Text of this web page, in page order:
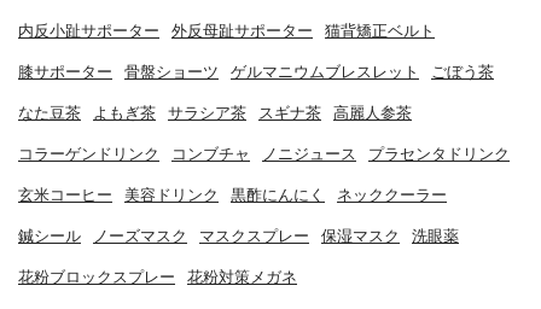
内反小趾サポーター 外反母趾サポーター 猫背矯正ベルト
膝サポーター 骨盤ショーツ ゲルマニウムブレスレット ごぼう茶
なた豆茶 よもぎ茶 サラシア茶 スギナ茶 高麗人参茶
コラーゲンドリンク コンブチャ ノニジュース プラセンタドリンク
玄米コーヒー 美容ドリンク 黒酢にんにく ネッククーラー
鍼シール ノーズマスク マスクスプレー 保湿マスク 洗眼薬
花粉ブロックスプレー 花粉対策メガネ